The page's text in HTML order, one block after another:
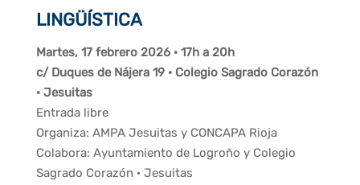
LINGÜÍSTICA
Martes, 17 febrero 2026 · 17h a 20h
c/ Duques de Nájera 19 · Colegio Sagrado Corazón
· Jesuitas
Entrada libre
Organiza: AMPA Jesuitas y CONCAPA Rioja
Colabora: Ayuntamiento de Logroño y Colegio
Sagrado Corazón · Jesuitas